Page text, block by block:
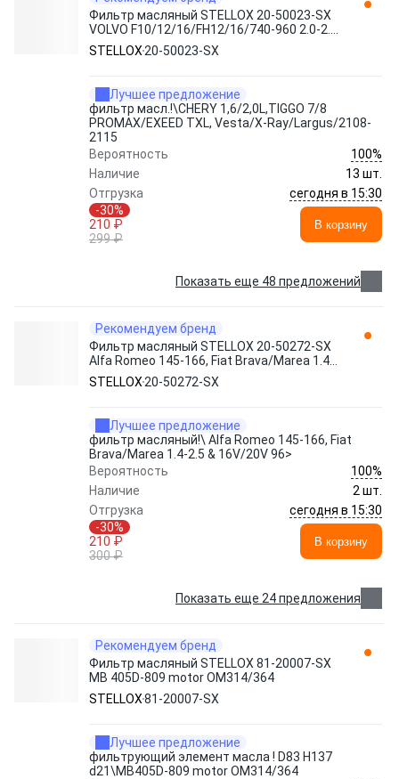
Фильтр масляный STELLOX 20-50023-SX
VOLVO F10/12/16/FH12/16/740-960 2.0-2.9
84>, Toyota Corolla 1.8D 84>
STELLOX 20-50023-SX
Лучшее предложение
фильтр масл.!\CHERY 1,6/2,0L,TIGGO 7/8
PROMAX/EXEED TXL, Vesta/X-Ray/Largus/2108-
2115
Вероятность
100%
Наличие
13 шт.
Отгрузка
сегодня в 15:30
-30%
210 ₽
299 ₽
В корзину
Показать еще 48 предложений
Рекомендуем бренд
Фильтр масляный STELLOX 20-50272-SX
Alfa Romeo 145-166, Fiat Brava/Marea 1.4-
2.5 & 16V/20V 96>
STELLOX 20-50272-SX
Лучшее предложение
фильтр масляный!\ Alfa Romeo 145-166, Fiat
Brava/Marea 1.4-2.5 & 16V/20V 96>
Вероятность
100%
Наличие
2 шт.
Отгрузка
сегодня в 15:30
-30%
210 ₽
300 ₽
В корзину
Показать еще 24 предложения
Рекомендуем бренд
Фильтр масляный STELLOX 81-20007-SX
MB 405D-809 motor OM314/364
STELLOX81-20007-SX
Лучшее предложение
фильтрующий элемент масла ! D83 H137
d21\MB405D-809 motor OM314/364